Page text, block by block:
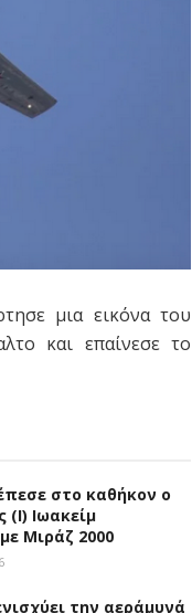
μια εικόνα του
και επαίνεσε το
στο καθήκον ο
Ιωακείμ
Μιράζ 2000
την αεράμυνά